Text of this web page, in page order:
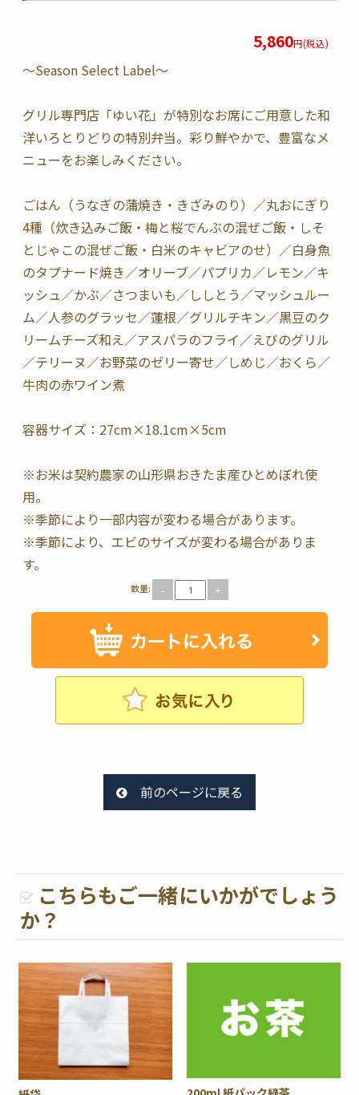
5,860円(税込)
～Season Select Label～
グリル専門店「ゆい花」が特別なお席にご用意した和
洋いろとりどりの特別弁当。彩り鮮やかで、豊富なメ
ニューをお楽しみください。
ごはん（うなぎの蒲焼き・きざみのり）／丸おにぎり
4種（炊き込みご飯・梅と桜でんぶの混ぜご飯・しそ
とじゃこの混ぜご飯・白米のキャビアのせ）／白身魚
のタプナード焼き／オリーブ／パプリカ／レモン／キ
ッシュ／かぶ／さつまいも／ししとう／マッシュルー
ム／人参のグラッセ／蓮根／グリルチキン／黒豆のク
リームチーズ和え／アスパラのフライ／えびのグリル
／テリーヌ／お野菜のゼリー寄せ／しめじ／おくら／
牛肉の赤ワイン煮
容器サイズ：27cm×18.1cm×5cm
※お米は契約農家の山形県おきたま産ひとめぼれ使
用。
※季節により一部内容が変わる場合があります。
※季節により、エビのサイズが変わる場合がありま
す。
数量: - +
前のページに戻る
こちらもご一緒にいかがでしょう
か？